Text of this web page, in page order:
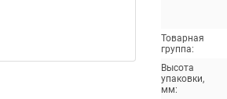
Товарная
группа:
Высота
упаковки,
мм: